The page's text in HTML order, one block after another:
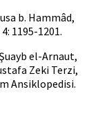
b. Hammâd,
1195-1201.
el-Arnaut,
Zeki Terzi,
Ansiklopedisi.